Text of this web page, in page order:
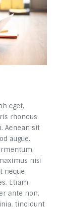
eget,
rhoncus
Aenean sit
augue.
nisi
neque
Etiam
ante non,
tincidunt